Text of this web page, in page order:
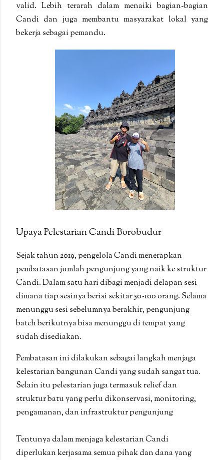
valid. Lebih terarah dalam menaiki bagian-bagian
Candi dan juga membantu masyarakat lokal yang
bekerja sebagai pemandu.
Upaya Pelestarian Candi Borobudur
Sejak tahun 2019, pengelola Candi menerapkan
pembatasan jumlah pengunjung yang naik ke struktur
Candi. Dalam satu hari dibagi menjadi delapan sesi
dimana tiap sesinya berisi sekitar 50-100 orang. Selama
menunggu sesi sebelumnya berakhir, pengunjung
batch berikutnya bisa menunggu di tempat yang
sudah disediakan.
Pembatasan ini dilakukan sebagai langkah menjaga
kelestarian bangunan Candi yang sudah sangat tua.
Selain itu pelestarian juga termasuk relief dan
struktur batu yang perlu dikonservasi, monitoring,
pengamanan, dan infrastruktur pengunjung
Tentunya dalam menjaga kelestarian Candi
diperlukan kerjasama semua pihak dan dana yang